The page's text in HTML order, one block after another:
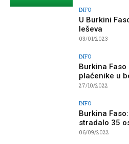
INFO
U Burkini
leševa
03/01/2023
INFO
Burkina
plaćenike u
27/10/2022
INFO
Burkina
stradalo 35
06/09/2022